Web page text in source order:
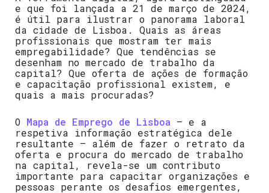
e que foi lançada a 21 de março de 2024,
é útil para ilustrar o panorama laboral
da cidade de Lisboa. Quais as áreas
profissionais que mostram ter mais
empregabilidade? Que tendências se
desenham no mercado de trabalho da
capital? Que oferta de ações de formação
e capacitação profissional existem, e
quais a mais procuradas?
O Mapa de Emprego de Lisboa – e a
respetiva informação estratégica dele
resultante – além de fazer o retrato da
oferta e procura do mercado de trabalho
na capital, revela-se um contributo
importante para capacitar organizações e
pessoas perante os desafios emergentes,